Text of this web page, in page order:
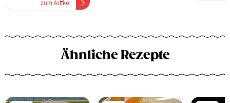
zum Artikel
Ähnliche Rezepte